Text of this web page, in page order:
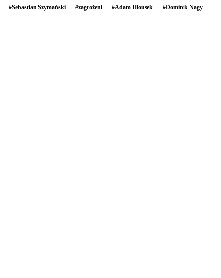
#Sebastian Szymański #zagrożeni #Adam Hlousek #Dominik Nagy